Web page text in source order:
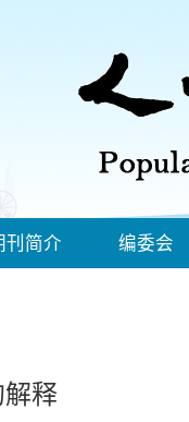
刊简介 编委会
解释